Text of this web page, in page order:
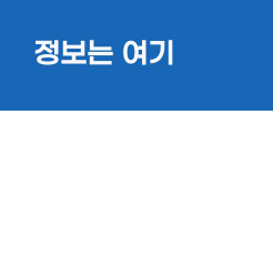
정보는 여기